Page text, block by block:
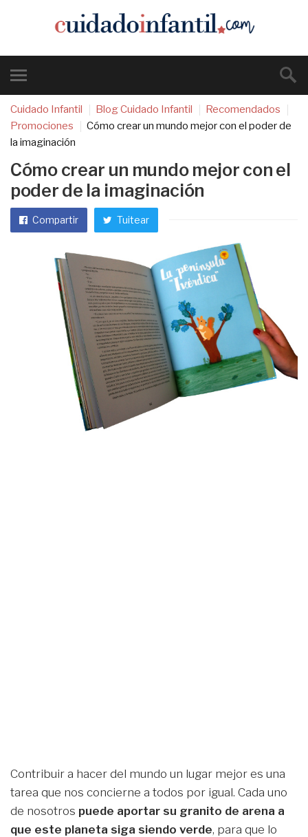
Cuidado Infantil Blog Cuidado Infantil
Recomendados
Promociones
Cómo crear un mundo mejor con el poder de
la imaginación
Cómo crear un mundo mejor con el
poder de la imaginación
Compartir Tuitear
Contribuir a hacer del mundo un lugar mejor es una
tarea que nos concierne a todos por igual. Cada uno
de nosotros puede aportar su granito de arena a
que este planeta siga siendo verde, para que lo